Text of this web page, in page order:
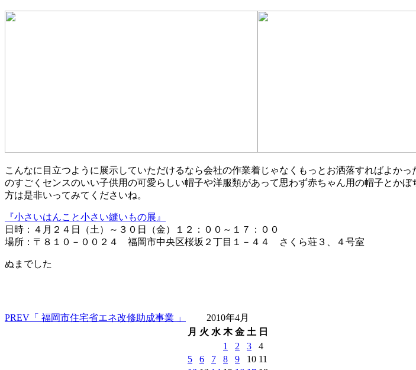
こんなに目立つように展示していただけるなら会社の作業着じゃなくもっとお洒落すればよか
のすごくセンスのいい子供用の可愛らしい帽子や洋服類があって思わず赤ちゃん用の帽子とか
方は是非いってみてくださいね。
『小さいはんこと小さい縫いもの展』
日時：４月２４日（土）～３０日（金）１２：００～１７：００
場所：〒８１０－００２４ 福岡市中央区桜坂２丁目１－４４ さくら荘３、４号室
ぬまでした
PREV 「 福岡市住宅省エネ改修助成事業 」
2010年4月
月 火 水 木 金 土 日
1
2 3
4
5
6 7 8 9 10 11